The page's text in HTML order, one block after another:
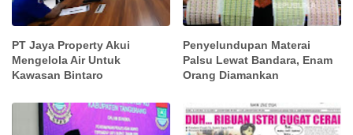
PT Jaya Property Akui
Mengelola Air Untuk
Kawasan Bintaro
Penyelundupan Materai
Palsu Lewat Bandara, Enam
Orang Diamankan